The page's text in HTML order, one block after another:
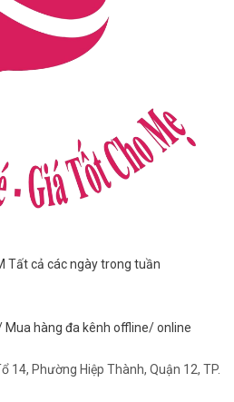
Tất cả các ngày trong tuần
hàng đa kênh offline/ online
14, Phường Hiệp Thành, Quận 12, TP.